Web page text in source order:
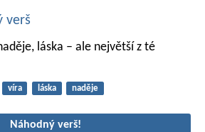
verš
láska – ale největší z té
víra láska naděje
Náhodný verš!